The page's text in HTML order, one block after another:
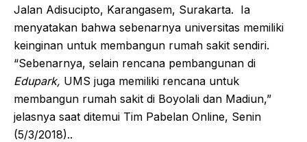
Jalan Adisucipto, Karangasem, Surakarta. Ia
menyatakan bahwa sebenarnya universitas memiliki
keinginan untuk membangun rumah sakit sendiri.
“Sebenarnya, selain rencana pembangunan di
Edupark, UMS juga memiliki rencana untuk
membangun rumah sakit di Boyolali dan Madiun,”
jelasnya saat ditemui Tim Pabelan Online, Senin
(5/3/2018)..